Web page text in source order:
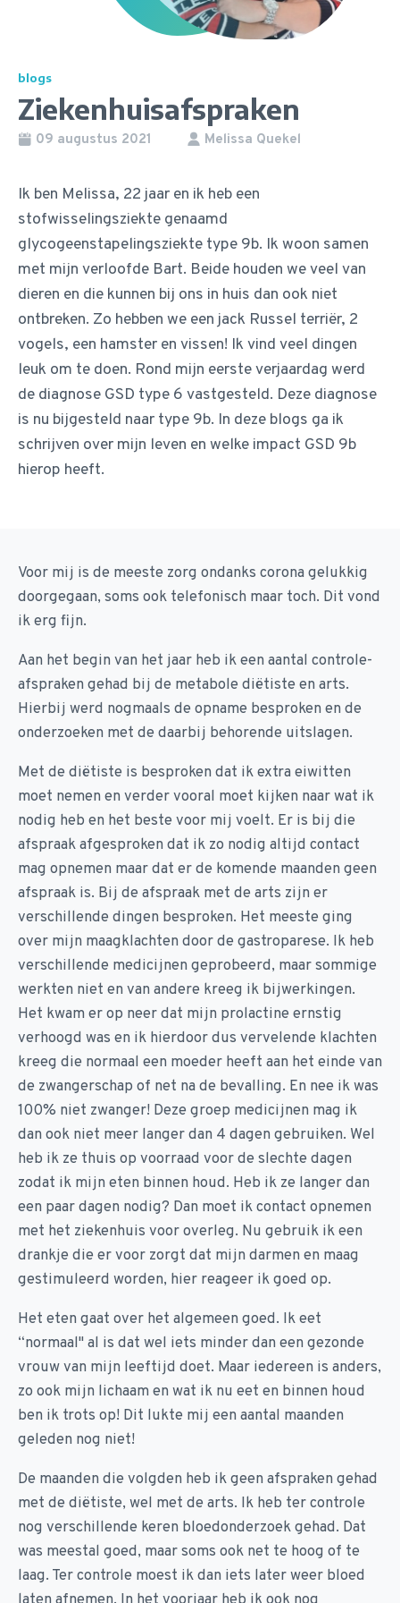
blogs
Ziekenhuisafspraken
09 augustus 2021 Melissa Quekel
Ik ben Melissa, 22 jaar en ik heb een
stofwisselingsziekte genaamd
glycogeenstapelingsziekte type 9b. Ik woon samen
met mijn verloofde Bart. Beide houden we veel van
dieren en die kunnen bij ons in huis dan ook niet
ontbreken. Zo hebben we een jack Russel terriër, 2
vogels, een hamster en vissen! Ik vind veel dingen
leuk om te doen. Rond mijn eerste verjaardag werd
de diagnose GSD type 6 vastgesteld. Deze diagnose
is nu bijgesteld naar type 9b. In deze blogs ga ik
schrijven over mijn leven en welke impact GSD 9b
hierop heeft.
Voor mij is de meeste zorg ondanks corona gelukkig
doorgegaan, soms ook telefonisch maar toch. Dit vond
ik erg fijn.
Aan het begin van het jaar heb ik een aantal controle-
afspraken gehad bij de metabole diëtiste en arts.
Hierbij werd nogmaals de opname besproken en de
onderzoeken met de daarbij behorende uitslagen.
Met de diëtiste is besproken dat ik extra eiwitten
moet nemen en verder vooral moet kijken naar wat ik
nodig heb en het beste voor mij voelt. Er is bij die
afspraak afgesproken dat ik zo nodig altijd contact
mag opnemen maar dat er de komende maanden geen
afspraak is. Bij de afspraak met de arts zijn er
verschillende dingen besproken. Het meeste ging
over mijn maagklachten door de gastroparese. Ik heb
verschillende medicijnen geprobeerd, maar sommige
werkten niet en van andere kreeg ik bijwerkingen.
Het kwam er op neer dat mijn prolactine ernstig
verhoogd was en ik hierdoor dus vervelende klachten
kreeg die normaal een moeder heeft aan het einde van
de zwangerschap of net na de bevalling. En nee ik was
100% niet zwanger! Deze groep medicijnen mag ik
dan ook niet meer langer dan 4 dagen gebruiken. Wel
heb ik ze thuis op voorraad voor de slechte dagen
zodat ik mijn eten binnen houd. Heb ik ze langer dan
een paar dagen nodig? Dan moet ik contact opnemen
met het ziekenhuis voor overleg. Nu gebruik ik een
drankje die er voor zorgt dat mijn darmen en maag
gestimuleerd worden, hier reageer ik goed op.
Het eten gaat over het algemeen goed. Ik eet
“normaal" al is dat wel iets minder dan een gezonde
vrouw van mijn leeftijd doet. Maar iedereen is anders,
zo ook mijn lichaam en wat ik nu eet en binnen houd
ben ik trots op! Dit lukte mij een aantal maanden
geleden nog niet!
De maanden die volgden heb ik geen afspraken gehad
met de diëtiste, wel met de arts. Ik heb ter controle
nog verschillende keren bloedonderzoek gehad. Dat
was meestal goed, maar soms ook net te hoog of te
laag. Ter controle moest ik dan iets later weer bloed